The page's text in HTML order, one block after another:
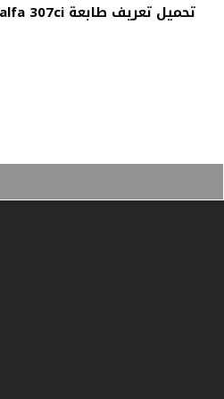
تحميل تعريف طابعة TASKalfa 307ci